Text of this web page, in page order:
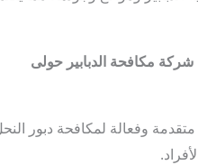
شركة مكافحة الدبابير حولى
وفعالة لمكافحة دبور